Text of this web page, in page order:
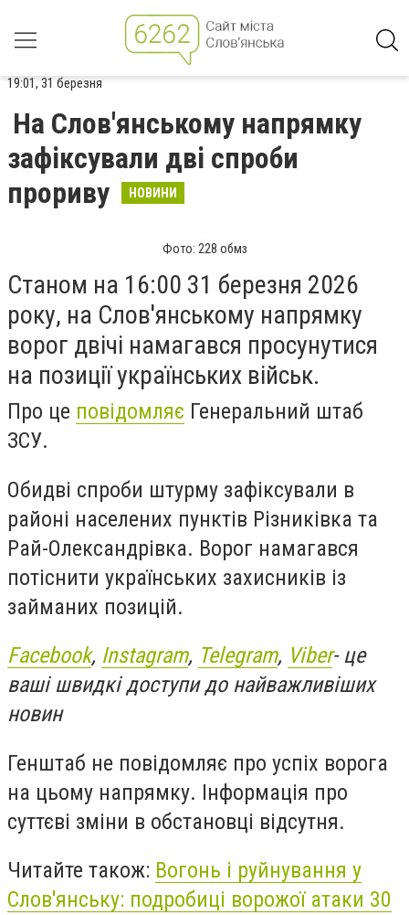
19:01, 31 березня
На Слов'янському напрямку
зафіксували дві спроби
прориву
НОВИНИ
Фото: 228 обмз
Станом на 16:00 31 березня 2026
року, на Слов'янському напрямку
ворог двічі намагався просунутися
на позиції українських військ.
Про це повідомляє Генеральний штаб
ЗСУ.
Обидві спроби штурму зафіксували в
районі населених пунктів Різниківка та
Рай-Олександрівка. Ворог намагався
потіснити українських захисників із
займаних позицій.
Facebook, Instagram, Telegram, Viber- це
ваші швидкі доступи до найважливіших
новин
Генштаб не повідомляє про успіх ворога
на цьому напрямку. Інформація про
суттєві зміни в обстановці відсутня.
Читайте також: Вогонь і руйнування у
Слов'янську: подробиці ворожої атаки 30